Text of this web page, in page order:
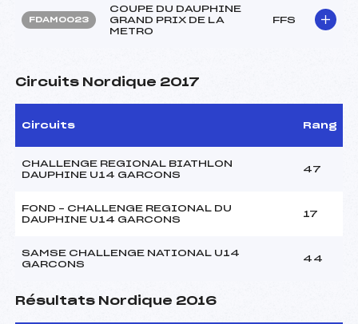
FDAM0023
COUPE DU DAUPHINE
GRAND PRIX DE LA
METRO
FFS
Circuits Nordique 2017
Circuits Rang
CHALLENGE REGIONAL BIATHLON
DAUPHINE U14 GARCONS
47
FOND – CHALLENGE REGIONAL DU
DAUPHINE U14 GARCONS
17
SAMSE CHALLENGE NATIONAL U14
GARCONS
44
Résultats Nordique 2016